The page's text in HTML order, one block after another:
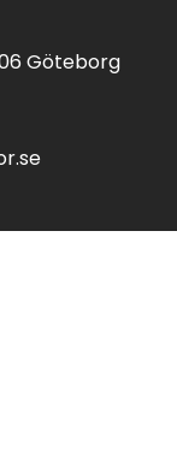
Göteborg